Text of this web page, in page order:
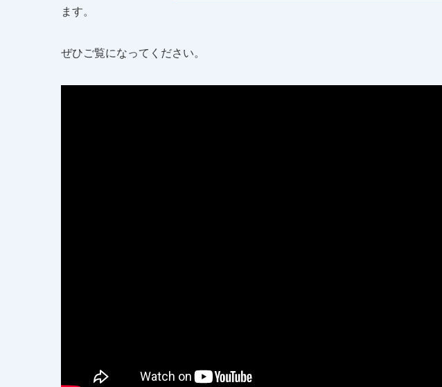
ます。
ぜひご覧になってください。